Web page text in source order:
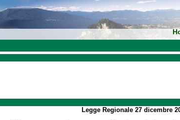
Legge Regionale 27 dicembre